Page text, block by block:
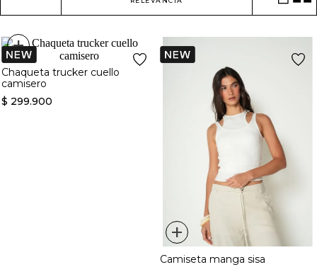
+
Chaqueta trucker cuello
camisero
$ 299.900
+
Camiseta manga sisa